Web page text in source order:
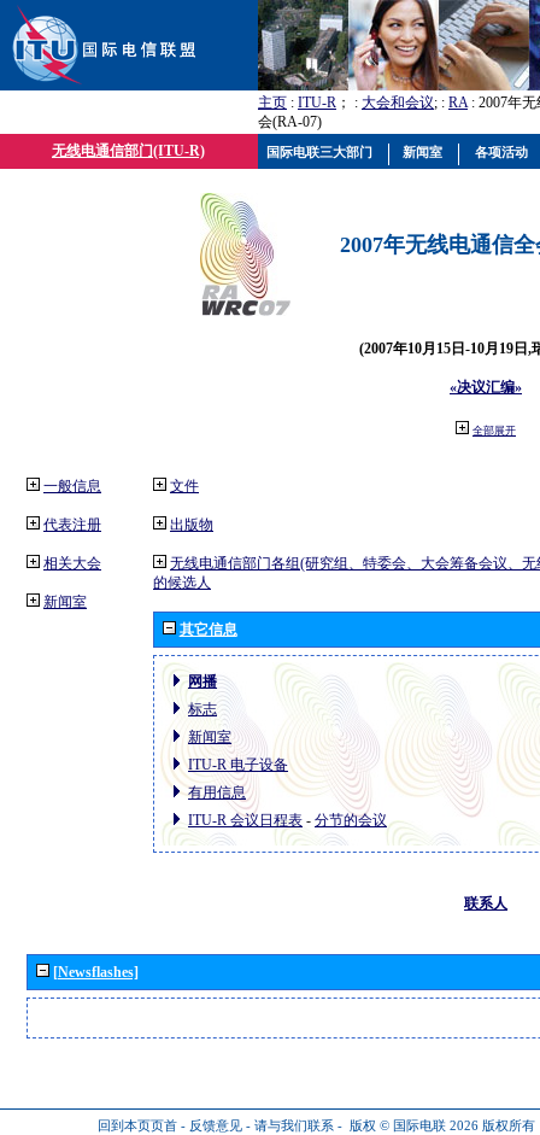
主页 : ITU-R ； : 大会和会议; : RA: 2007年
会(RA-07)
无线电通信部门(ITU-R)
2007年无线电通信
(2007年10月15日-10月19日,
«决议汇编»
全部展开
一般信息
代表注册
相关大会
新闻室
文件
出版物
无线电通信部门各组(研究组、特委会、大会筹备会议、
的候选人
其它信息
网播
标志
新闻室
ITU-R 电子设备
有用信息
ITU-R 会议日程表 - 分节的会议
联系人
[Newsflashes]
回到本页页首 - 反馈意见 - 请与我们联系 - 版权 © 国际电联 2026 版权所有
国际电联三大部门 新闻室 各项活动